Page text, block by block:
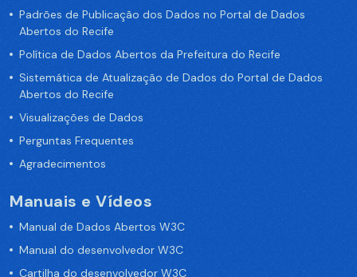
Padrões de Publicação dos Dados no Portal de Dados
Abertos do Recife
Política de Dados Abertos da Prefeitura do Recife
Sistemática de Atualização de Dados do Portal de Dados
Abertos do Recife
Visualizações de Dados
Perguntas Frequentes
Agradecimentos
Manuais e Vídeos
Manual de Dados Abertos W3C
Manual do desenvolvedor W3C
Cartilha do desenvolvedor W3C